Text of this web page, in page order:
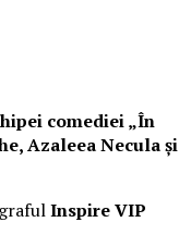
comediei „În
Azaleea Necula și
Inspire VIP